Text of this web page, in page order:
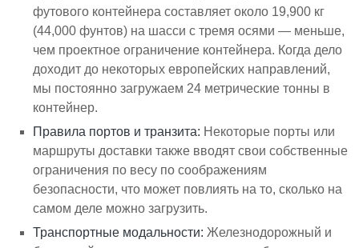
футового контейнера составляет около 19,900 кг
(44,000 фунтов) на шасси с тремя осями — меньше,
чем проектное ограничение контейнера. Когда дело
доходит до некоторых европейских направлений,
мы постоянно загружаем 24 метрические тонны в
контейнер.
Правила портов и транзита: Некоторые порты или
маршруты доставки также вводят свои собственные
ограничения по весу по соображениям
безопасности, что может повлиять на то, сколько на
самом деле можно загрузить.
Транспортные модальности: Железнодорожный и